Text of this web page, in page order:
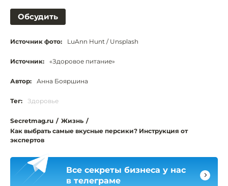
Обсудить
Источник фото: LuAnn Hunt / Unsplash
Источник: «Здоровое питание»
Автор: Анна Бояршина
Тег: Здоровье
Secretmag.ru / Жизнь /
Как выбрать самые вкусные персики? Инструкция от
экспертов
Все секреты бизнеса у нас
в телеграме